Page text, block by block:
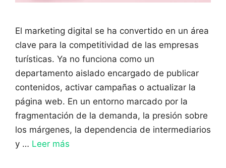
El marketing digital se ha convertido en un área
clave para la competitividad de las empresas
turísticas. Ya no funciona como un
departamento aislado encargado de publicar
contenidos, activar campañas o actualizar la
página web. En un entorno marcado por la
fragmentación de la demanda, la presión sobre
los márgenes, la dependencia de intermediarios
y … Leer más